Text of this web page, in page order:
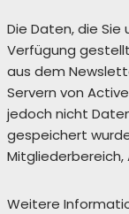
Die Daten, die
Verfügung
aus dem
Servern von
jedoch nicht
gespeichert
Weitere